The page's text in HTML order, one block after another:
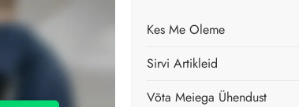
Kes Me Oleme
Sirvi Artikleid
Võta Meiega Ühendust